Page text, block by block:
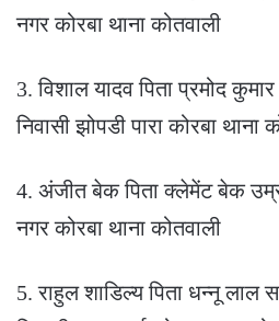
नगर कोरबा थाना कोतवाली
3. विशाल यादव पिता प्रमोद
निवासी झोपडी पारा कोरबा थाना
4. अंजीत बेक पिता क्लेमेंट बेक
नगर कोरबा थाना कोतवाली
5. राहुल शाडिल्य पिता धन्नू लाल